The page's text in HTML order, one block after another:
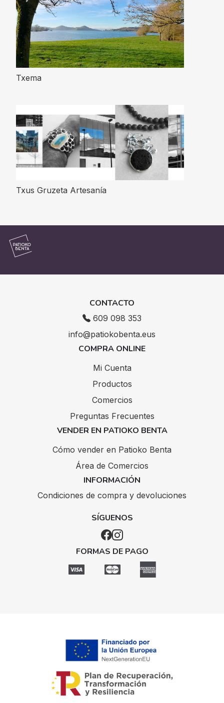
Txema
Txus Gruzeta Artesanía
CONTACTO
609 098 353
info@patiokobenta.eus
COMPRA ONLINE
Mi Cuenta
Productos
Comercios
Preguntas Frecuentes
VENDER EN PATIOKO BENTA
Cómo vender en Patioko Benta
Área de Comercios
INFORMACIÓN
Condiciones de compra y devoluciones
SÍGUENOS
FORMAS DE PAGO